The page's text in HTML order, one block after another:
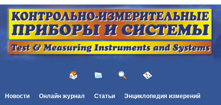
Новости Онлайн журнал Статьи Энциклопедия измерений